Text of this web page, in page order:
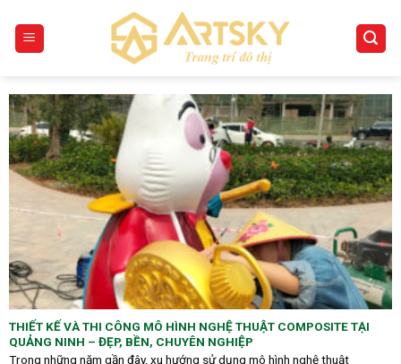
content
THIẾT KẾ VÀ THI CÔNG MÔ HÌNH NGHỆ THUẬT COMPOSITE TẠI
QUẢNG NINH – ĐẸP, BỀN, CHUYÊN NGHIỆP
Trong những năm gần đây, xu hướng sử dụng mô hình nghệ thuật